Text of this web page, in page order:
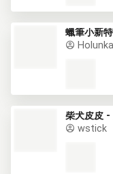
蠟筆小新
柴犬皮皮 -
wstick